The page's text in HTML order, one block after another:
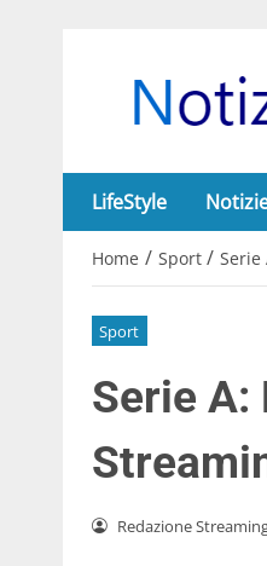
LifeStyle
Home / Sport / Serie
Sport
Serie
Redazione